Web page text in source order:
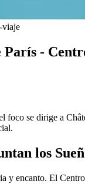
viaje
-
se dirige a
los
y encanto. El